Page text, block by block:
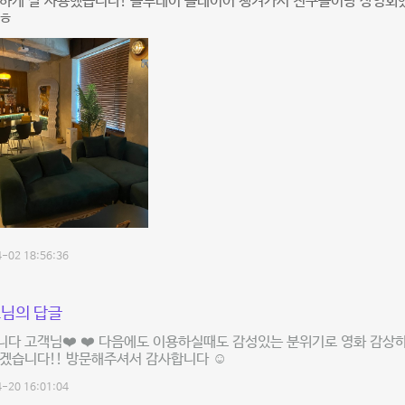
02 18:56:36
의 답글
다 고객님❤️ ❤️ 다음에도 이용하실때도 감성있는 분위기로 영화 감상
습니다!! 방문해주셔서 감사합니다 ☺️
20 16:01:04